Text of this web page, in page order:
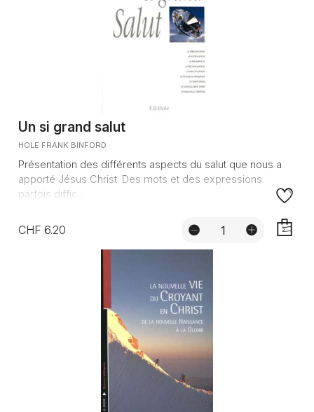
Un si grand salut
HOLE FRANK BINFORD
Présentation des différents aspects du salut que nous a
apporté Jésus Christ. Des mots et des expressions
parfois diffic...
CHF 6.20